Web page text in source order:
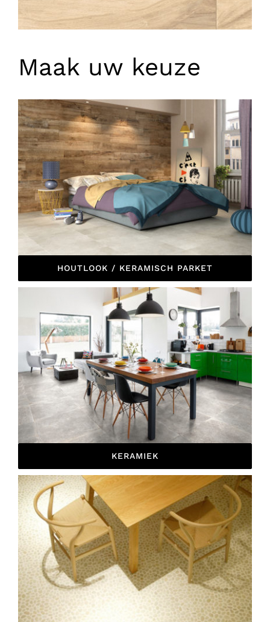
Maak uw keuze
HOUTLOOK / KERAMISCH PARKET
KERAMIEK